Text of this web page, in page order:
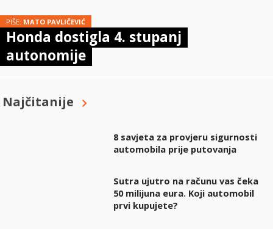
PIŠE: MATO PAVLIČEVIĆ
Honda dostigla 4. stupanj
autonomije
Najčitanije
8 savjeta za provjeru sigurnosti
automobila prije putovanja
Sutra ujutro na računu vas čeka
50 milijuna eura. Koji automobil
prvi kupujete?